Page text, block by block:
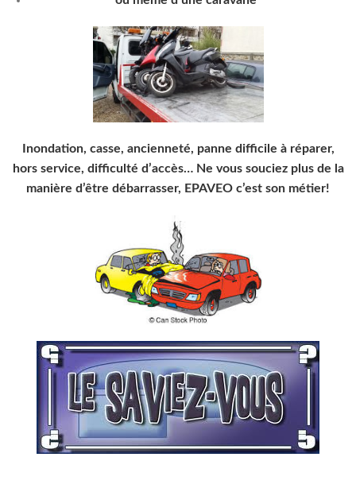
Inondation, casse, ancienneté, panne difficile à réparer,
hors service, difficulté d’accès… Ne vous souciez plus de la
manière d’être débarrasser, EPAVEO c’est son métier!